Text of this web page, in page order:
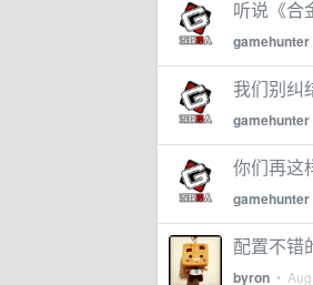
听说《合
gamehunter
我们别纠
gamehunter
你们再这
gamehunter
配置不错
byron •